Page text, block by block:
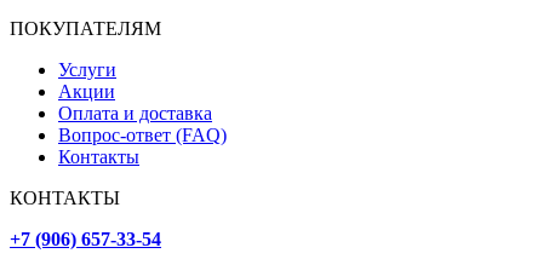
ПОКУПАТЕЛЯМ
Услуги
Акции
Оплата и доставка
Вопрос-ответ (FAQ)
Контакты
КОНТАКТЫ
+7 (906) 657-33-54